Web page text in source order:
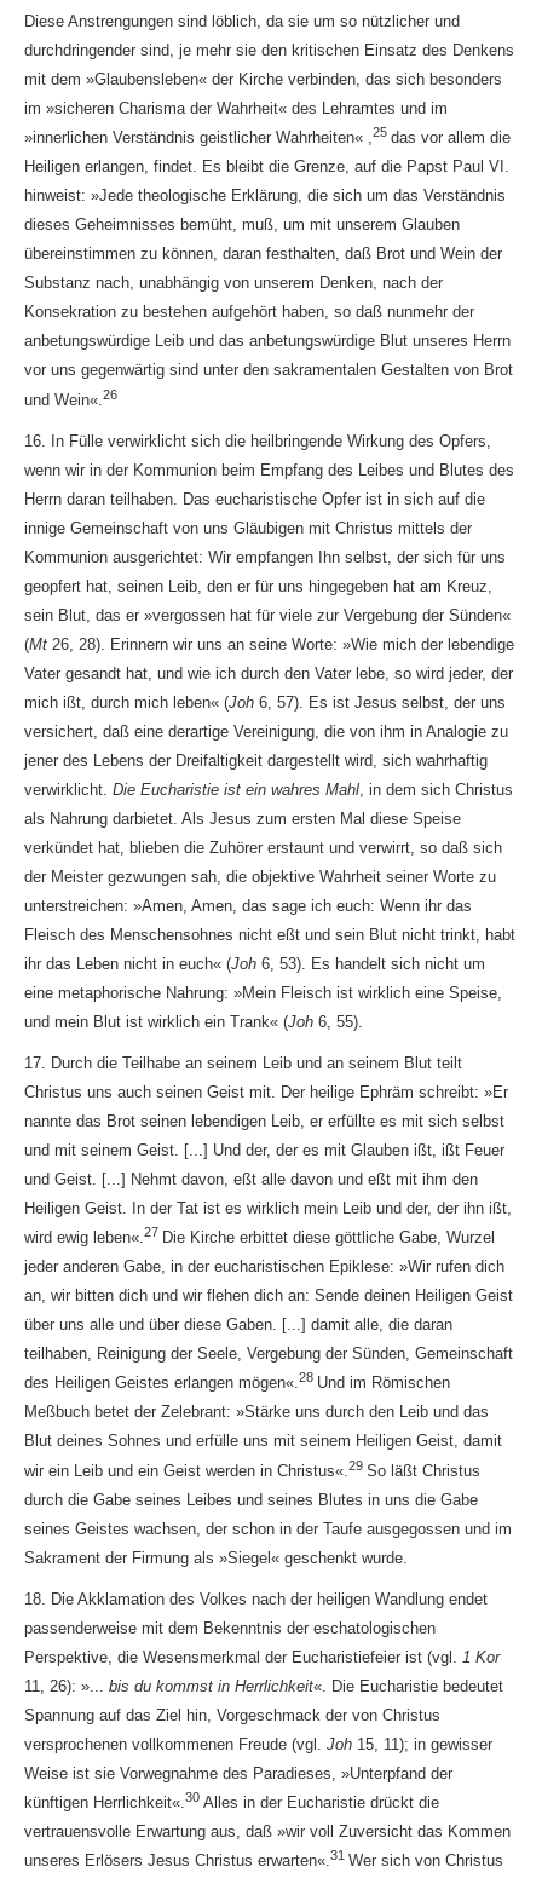
Diese Anstrengungen sind löblich, da sie um so nützlicher und
durchdringender sind, je mehr sie den kritischen Einsatz des Denkens
mit dem »Glaubensleben« der Kirche verbinden, das sich besonders
im »sicheren Charisma der Wahrheit« des Lehramtes und im
»innerlichen Verständnis geistlicher Wahrheiten« ,25 das vor allem die
Heiligen erlangen, findet. Es bleibt die Grenze, auf die Papst Paul VI.
hinweist: »Jede theologische Erklärung, die sich um das Verständnis
dieses Geheimnisses bemüht, muß, um mit unserem Glauben
übereinstimmen zu können, daran festhalten, daß Brot und Wein der
Substanz nach, unabhängig von unserem Denken, nach der
Konsekration zu bestehen aufgehört haben, so daß nunmehr der
anbetungswürdige Leib und das anbetungswürdige Blut unseres Herrn
vor uns gegenwärtig sind unter den sakramentalen Gestalten von Brot
und Wein«. 26
16. In Fülle verwirklicht sich die heilbringende Wirkung des Opfers,
wenn wir in der Kommunion beim Empfang des Leibes und Blutes des
Herrn daran teilhaben. Das eucharistische Opfer ist in sich auf die
innige Gemeinschaft von uns Gläubigen mit Christus mittels der
Kommunion ausgerichtet: Wir empfangen Ihn selbst, der sich für uns
geopfert hat, seinen Leib, den er für uns hingegeben hat am Kreuz,
sein Blut, das er »vergossen hat für viele zur Vergebung der Sünden«
(Mt 26, 28). Erinnern wir uns an seine Worte: »Wie mich der lebendige
Vater gesandt hat, und wie ich durch den Vater lebe, so wird jeder, der
mich ißt, durch mich leben« (Joh 6, 57). Es ist Jesus selbst, der uns
versichert, daß eine derartige Vereinigung, die von ihm in Analogie zu
jener des Lebens der Dreifaltigkeit dargestellt wird, sich wahrhaftig
verwirklicht. Die Eucharistie ist ein wahres Mahl , in dem sich Christus
als Nahrung darbietet. Als Jesus zum ersten Mal diese Speise
verkündet hat, blieben die Zuhörer erstaunt und verwirrt, so daß sich
der Meister gezwungen sah, die objektive Wahrheit seiner Worte zu
unterstreichen: »Amen, Amen, das sage ich euch: Wenn ihr das
Fleisch des Menschensohnes nicht eßt und sein Blut nicht trinkt, habt
ihr das Leben nicht in euch« (Joh 6, 53). Es handelt sich nicht um
eine metaphorische Nahrung: »Mein Fleisch ist wirklich eine Speise,
und mein Blut ist wirklich ein Trank« (Joh 6, 55).
17. Durch die Teilhabe an seinem Leib und an seinem Blut teilt
Christus uns auch seinen Geist mit. Der heilige Ephräm schreibt: »Er
nannte das Brot seinen lebendigen Leib, er erfüllte es mit sich selbst
und mit seinem Geist. [...] Und der, der es mit Glauben ißt, ißt Feuer
und Geist. [...] Nehmt davon, eßt alle davon und eßt mit ihm den
Heiligen Geist. In der Tat ist es wirklich mein Leib und der, der ihn ißt,
wird ewig leben«. 27 Die Kirche erbittet diese göttliche Gabe, Wurzel
jeder anderen Gabe, in der eucharistischen Epiklese: »Wir rufen dich
an, wir bitten dich und wir flehen dich an: Sende deinen Heiligen Geist
über uns alle und über diese Gaben. [...] damit alle, die daran
teilhaben, Reinigung der Seele, Vergebung der Sünden, Gemeinschaft
des Heiligen Geistes erlangen mögen«.28 Und im Römischen
Meßbuch betet der Zelebrant: »Stärke uns durch den Leib und das
Blut deines Sohnes und erfülle uns mit seinem Heiligen Geist, damit
wir ein Leib und ein Geist werden in Christus«. 29 So läßt Christus
durch die Gabe seines Leibes und seines Blutes in uns die Gabe
seines Geistes wachsen, der schon in der Taufe ausgegossen und im
Sakrament der Firmung als »Siegel« geschenkt wurde.
18. Die Akklamation des Volkes nach der heiligen Wandlung endet
passenderweise mit dem Bekenntnis der eschatologischen
Perspektive, die Wesensmerkmal der Eucharistiefeier ist (vgl.
1 Kor
11, 26): »... bis du kommst in Herrlichkeit«. Die Eucharistie bedeutet
Spannung auf das Ziel hin, Vorgeschmack der von Christus
versprochenen vollkommenen Freude (vgl. Joh 15, 11); in gewisser
Weise ist sie Vorwegnahme des Paradieses, »Unterpfand der
künftigen Herrlichkeit«. 30 Alles in der Eucharistie drückt die
vertrauensvolle Erwartung aus, daß »wir voll Zuversicht das Kommen
unseres Erlösers Jesus Christus erwarten«.31 Wer sich von Christus